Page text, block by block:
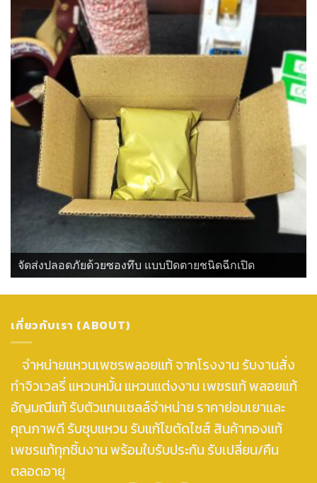
จัดส่งปลอดภัยด้วยซองทึบ แบบปิดตายชนิดฉีกเปิด
เกี่ยวกับเรา (ABOUT)
จำหน่ายแหวนเพชรพลอยแท้ จากโรงงาน รับงานสั่ง
ทำจิวเวลรี่ แหวนหมั้น แหวนแต่งงาน เพชรแท้ พลอยแท้
อัญมณีแท้ รับตัวแทนเซลล์จำหน่าย ราคาย่อมเยาและ
คุณภาพดี รับชุบแหวน รับแก้ไขตัดไซส์ สินค้าทองแท้
เพชรแท้ทุกชิ้นงาน พร้อมใบรับประกัน รับเปลี่ยน/คืน
ตลอดอายุ